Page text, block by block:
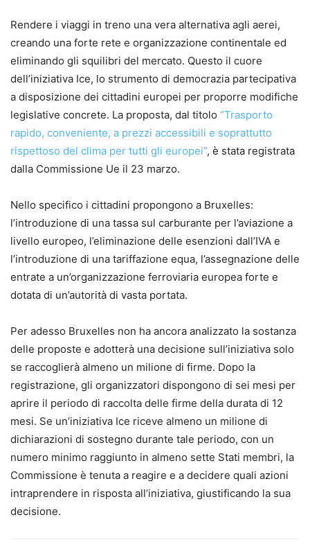
Rendere i viaggi in treno una vera alternativa agli aerei,
creando una forte rete e organizzazione continentale ed
eliminando gli squilibri del mercato. Questo il cuore
dell’iniziativa Ice, lo strumento di democrazia partecipativa
a disposizione dei cittadini europei per proporre modifiche
legislative concrete. La proposta, dal titolo “Trasporto
rapido, conveniente, a prezzi accessibili e soprattutto
rispettoso del clima per tutti gli europei”, è stata registrata
dalla Commissione Ue il 23 marzo.
Nello specifico i cittadini propongono a Bruxelles:
l’introduzione di una tassa sul carburante per l’aviazione a
livello europeo, l’eliminazione delle esenzioni dall’IVA e
l’introduzione di una tariffazione equa, l’assegnazione delle
entrate a un’organizzazione ferroviaria europea forte e
dotata di un’autorità di vasta portata.
Per adesso Bruxelles non ha ancora analizzato la sostanza
delle proposte e adotterà una decisione sull’iniziativa solo
se raccoglierà almeno un milione di firme. Dopo la
registrazione, gli organizzatori dispongono di sei mesi per
aprire il periodo di raccolta delle firme della durata di 12
mesi. Se un’iniziativa Ice riceve almeno un milione di
dichiarazioni di sostegno durante tale periodo, con un
numero minimo raggiunto in almeno sette Stati membri, la
Commissione è tenuta a reagire e a decidere quali azioni
intraprendere in risposta all’iniziativa, giustificando la sua
decisione.